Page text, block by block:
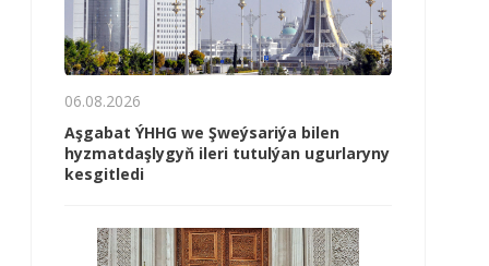
06.08.2026
Aşgabat ÝHHG we Şweýsariýa bilen
hyzmatdaşlygyň ileri tutulýan ugurlaryny
kesgitledi